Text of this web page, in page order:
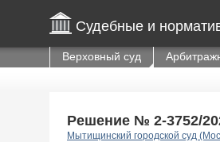
Судебные и
Верховный суд
Решение № 2-3752/
Мытищинский городской суд